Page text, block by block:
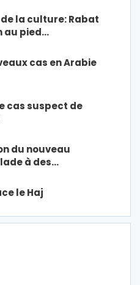
la culture: Rabat
au pied…
cas en Arabie
cas suspect de
du nouveau
à des…
le Haj